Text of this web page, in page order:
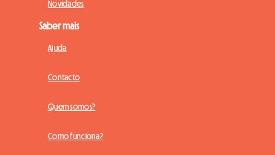
Novidades
Saber mais
Ajuda
Contacto
Quem somos?
Como funciona?